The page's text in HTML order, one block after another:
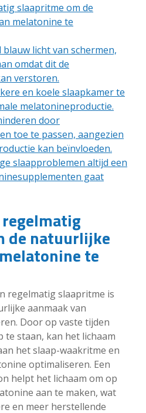
slaapritme om de
melatonine te
licht van schermen,
omdat dit de
verstoren.
en koele slaapkamer te
melatonineproductie.
door
toe te passen, aangezien
kan beïnvloeden.
slaapproblemen altijd een
gaat
de natuurlijke
te
regelmatig slaapritme is
aanmaak van
Door op vaste tijden
te staan, kan het lichaam
het slaap-waakritme en
optimaliseren. Een
helpt het lichaam om op
aan te maken, wat
en meer herstellende